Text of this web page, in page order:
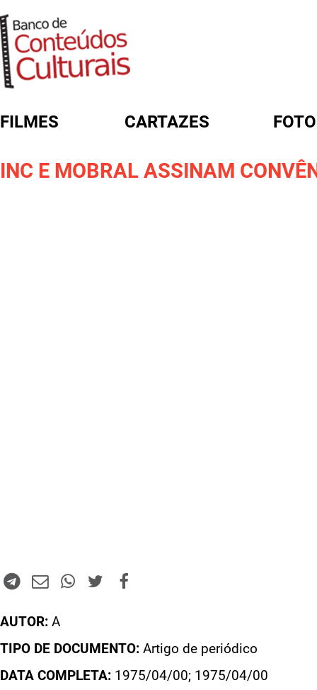
FILMES CARTAZES
INC E MOBRAL ASSINAM
AUTOR: A
TIPO DE DOCUMENTO: Artigo de periódico
DATA COMPLETA: 1975/04/00; 1975/04/00
FORMULÁRIO DE BUSCA